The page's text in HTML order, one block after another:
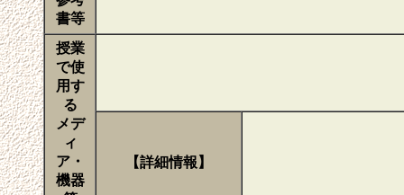
書等
授業
で使
用す
る
メデ
ィ
ア・
機器
【詳細情報】